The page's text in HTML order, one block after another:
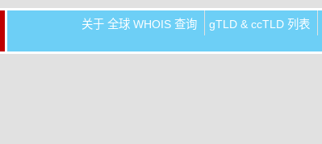
关于 全球 WHOIS 查询 gTLD & ccTLD 列表